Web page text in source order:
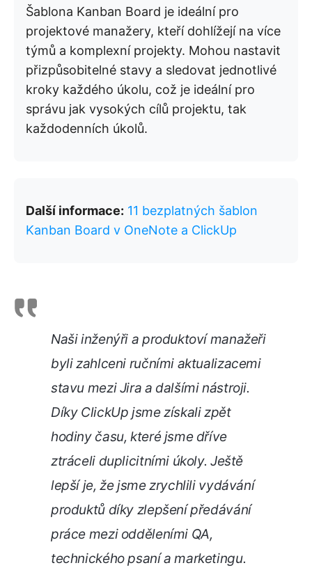
Šablona Kanban Board je ideální pro
projektové manažery, kteří dohlížejí na více
týmů a komplexní projekty. Mohou nastavit
přizpůsobitelné stavy a sledovat jednotlivé
kroky každého úkolu, což je ideální pro
správu jak vysokých cílů projektu, tak
každodenních úkolů.
Další informace: 11 bezplatných šablon
Kanban Board v OneNote a ClickUp
Naši inženýři a produktoví manažeři
byli zahlceni ručními aktualizacemi
stavu mezi Jira a dalšími nástroji.
Díky ClickUp jsme získali zpět
hodiny času, které jsme dříve
ztráceli duplicitními úkoly. Ještě
lepší je, že jsme zrychlili vydávání
produktů díky zlepšení předávání
práce mezi odděleními QA,
technického psaní a marketingu.